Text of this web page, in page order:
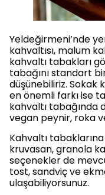
Yeldeğirmeni’nde
kahvaltısı, malum
kahvaltı tabakları
tabağını standart
düşünebiliriz. Sokak
en önemli farkı ise
kahvaltı tabağında
vegan peynir, roka
Kahvaltı
kruvasan, granola
seçenekler de
tost, sandviç ve
ulaşabiliyorsunuz.